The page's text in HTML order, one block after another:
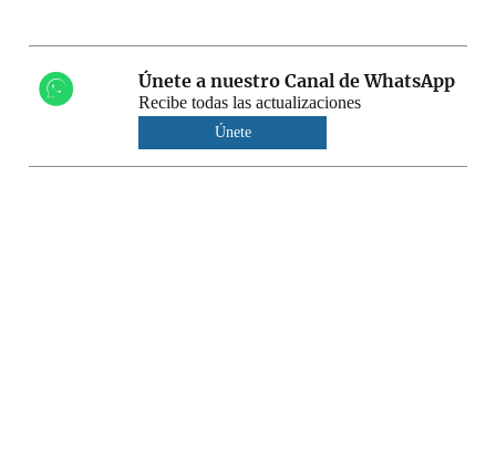
Únete a nuestro Canal de WhatsApp
Recibe todas las actualizaciones
Únete